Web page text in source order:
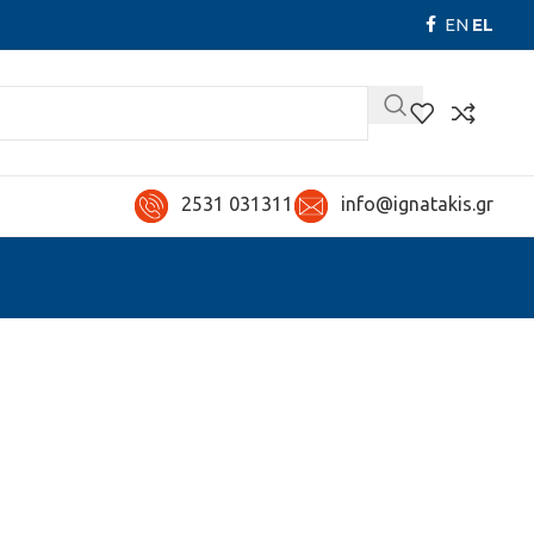
EN EL
2531 031311 info@ignatakis.gr